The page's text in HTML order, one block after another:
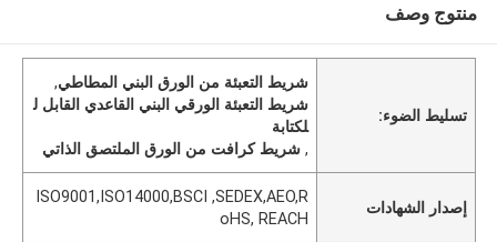
منتوج وصف
تسليط الضوء:
شريط التعبئة من الورق البني المطاطي,
شريط التعبئة الورقي البني القاعدي القابل ل
لكتابة
,شريط كرافت من الورق الملتصق الذاتي
إصدار الشهادات
ISO9001,ISO14000,BSCI ,SEDEX,AEO,R
oHS, REACH